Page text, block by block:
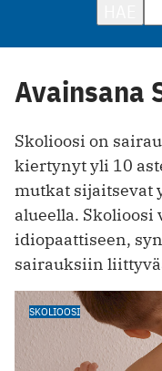
Avainsana
Skolioosi on
kiertynyt yli 10
mutkat sijaitsevat
alueella. Skolioosi
idiopaattiseen,
sairauksiin
SKOLIOOSI